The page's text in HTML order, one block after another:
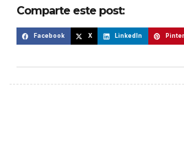
Comparte este post:
Facebook X LinkedIn